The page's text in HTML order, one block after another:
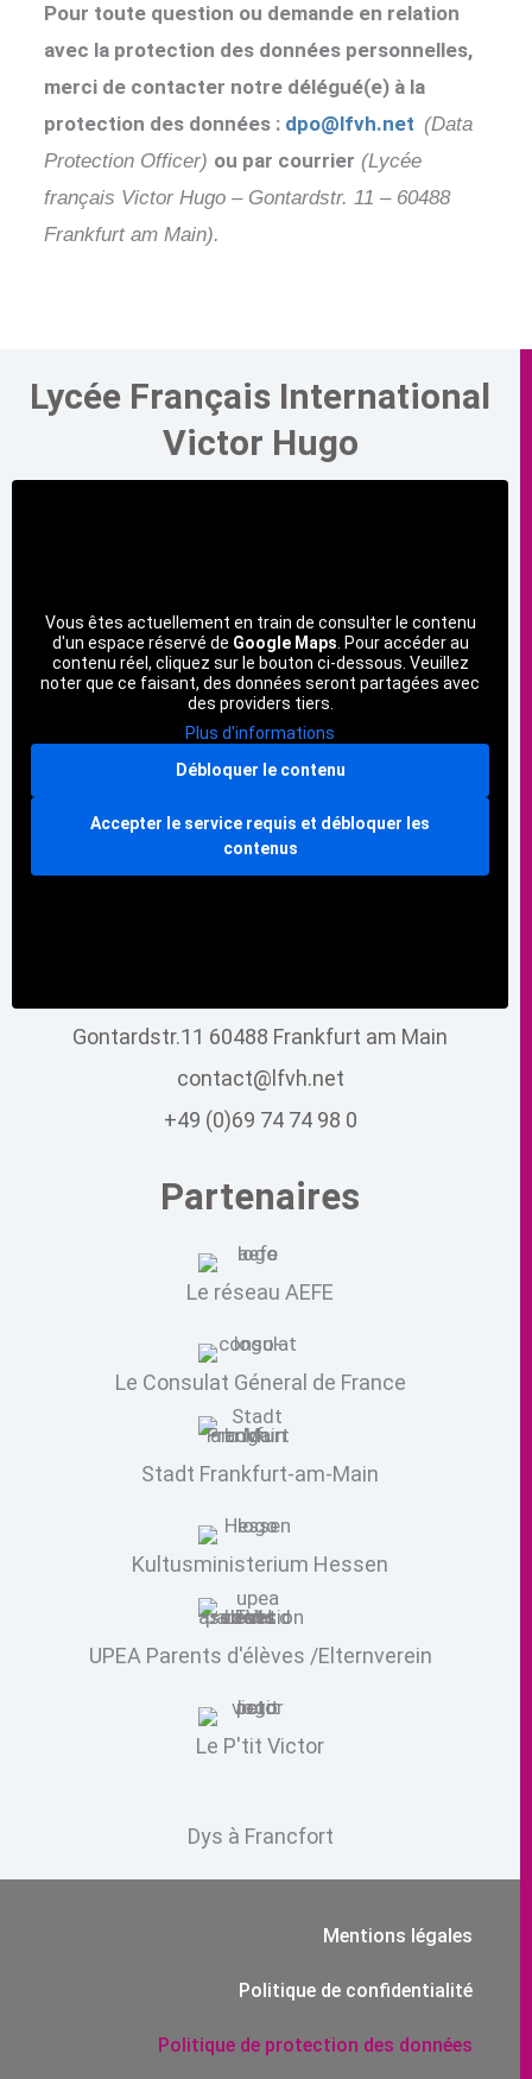
Pour toute question ou demande en relation
avec la protection des données personnelles,
merci de contacter notre délégué(e) à la
protection des données : dpo@lfvh.net (Data
Protection Officer) ou par courrier (Lycée
français Victor Hugo – Gontardstr. 11 – 60488
Frankfurt am Main).
Lycée Français International
Victor Hugo
Vous êtes actuellement en train de consulter le contenu
d'un espace réservé de Google Maps. Pour accéder au
contenu réel, cliquez sur le bouton ci-dessous. Veuillez
noter que ce faisant, des données seront partagées avec
des providers tiers.
Plus d'informations
Débloquer le contenu
Accepter le service requis et débloquer les
contenus
Gontardstr.11 60488 Frankfurt am Main
contact@lfvh.net
+49 (0)69 74 74 98 0
Partenaires
Le réseau AEFE
Le Consulat Géneral de France
Stadt Frankfurt-am-Main
Kultusministerium Hessen
UPEA Parents d'élèves /Elternverein
Le P'tit Victor
Dys à Francfort
Mentions légales
Politique de confidentialité
Politique de protection des données